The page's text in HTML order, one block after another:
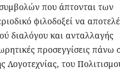
που άπτονται των
φιλοδοξεί να
διαλόγου και ανταλλαγής
προσεγγίσεις πάνω
του